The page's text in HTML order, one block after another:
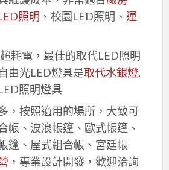
照明 、校園LED照明、 運
耗電，最佳的取代LED照明
由光LED燈具是取代水銀燈,
照明燈具
，按照適用的場所，大致可
帳、波浪帳篷、歐式帳篷、
篷、屋式組合帳、宮廷帳
，專業設計開發，歡迎洽詢